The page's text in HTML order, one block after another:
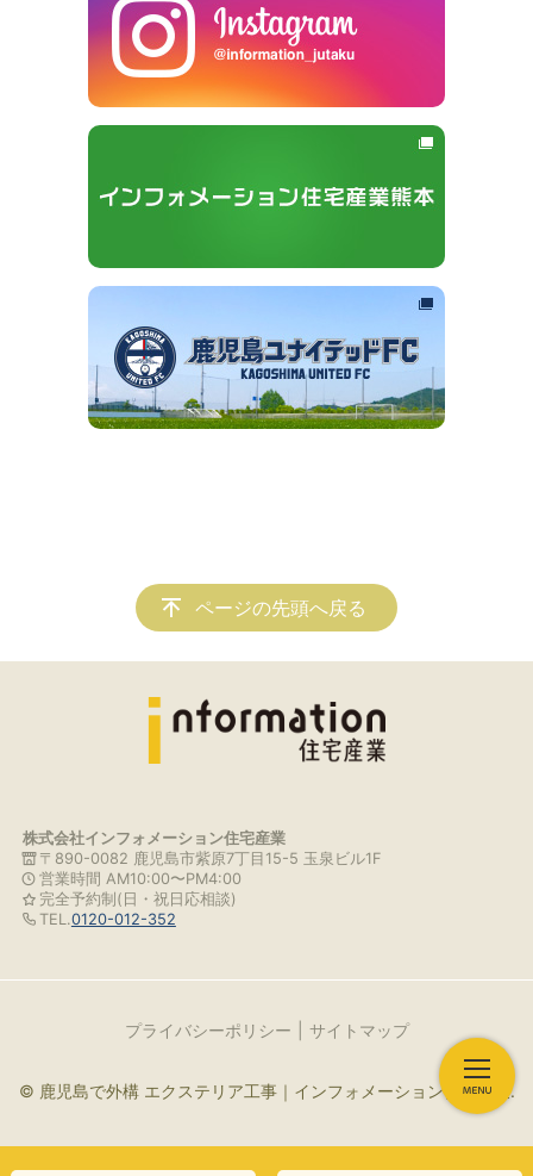
ページの先頭へ戻る
株式会社インフォメーション住宅産業
〒890-0082 鹿児島市紫原7丁目15-5 玉泉ビル1F
営業時間 AM10:00〜PM4:00
完全予約制(日・祝日応相談)
TEL.0120-012-352
プライバシーポリシー サイトマップ
© 鹿児島で外構 エクステリア工事｜インフォメーション住宅産業.